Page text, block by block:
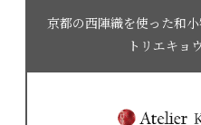
京都の西陣織を使った和
トリエキョ